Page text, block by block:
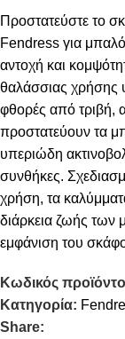
Προστατεύστε το
Fendress για
αντοχή και
θαλάσσιας χρήσης
φθορές από τριβή,
προστατεύουν τα
υπεριώδη
συνθήκες.
χρήση, τα
διάρκεια ζωής των
εμφάνιση του
Κωδικός
Κατηγορία:
Share: